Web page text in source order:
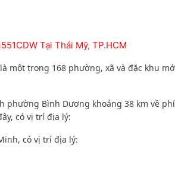
Tại Thái Mỹ, TP.HCM
một trong 168 phường, xã và đặc khu
phường Bình Dương khoảng 38 km về
có vị trí địa lý:
có vị trí địa lý: